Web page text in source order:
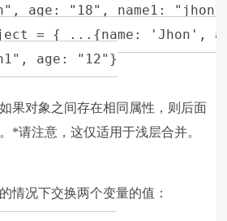
age: "18", name1:
= { ...{name:
age: "12"}
果对象之间存在相同属性，则后面
*请注意，这仅适用于浅层合并。
情况下交换两个变量的值：